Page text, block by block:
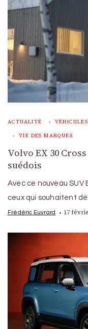
ACTUALITÉ
VIE DES MARQUES
Volvo EX 30
suédois
Avec ce nouveau SUV
ceux qui souhaitent
Frédéric Euvrard 17